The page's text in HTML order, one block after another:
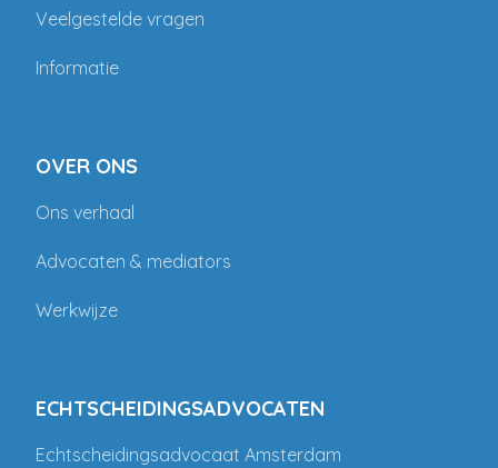
Veelgestelde vragen
Informatie
OVER ONS
Ons verhaal
Advocaten & mediators
Werkwijze
ECHTSCHEIDINGSADVOCATEN
Echtscheidingsadvocaat Amsterdam